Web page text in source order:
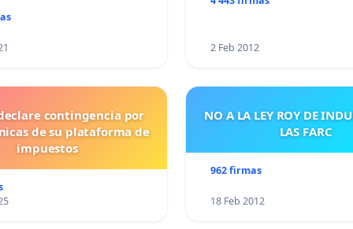
2 Feb 2012
contingencia por
de su plataforma de
impuestos
NO A LA LEY ROY DE
LAS FARC
962 firmas
18 Feb 2012